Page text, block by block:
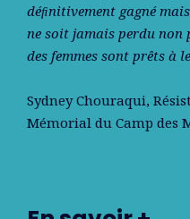
déﬁnitivement gagné
ne soit jamais perdu non
des femmes sont prêts à
Sydney Chouraqui,
Mémorial du Camp des